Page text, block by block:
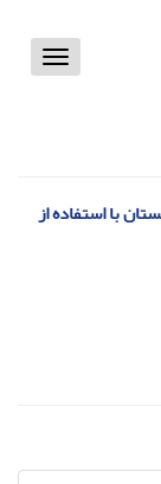
Toggle
با استفاده از